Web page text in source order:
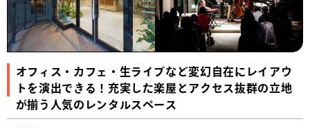
オフィス・カフェ・生ライブなど変幻自在にレイアウ
トを演出できる！充実した楽屋とアクセス抜群の立地
が揃う人気のレンタルスペース